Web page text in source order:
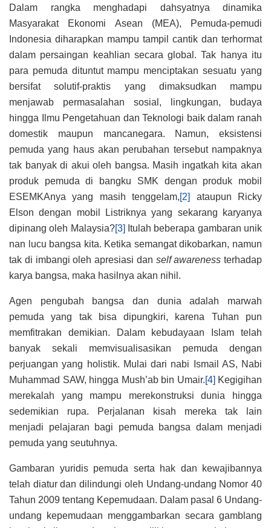
Dalam rangka menghadapi dahsyatnya dinamika
Masyarakat Ekonomi Asean (MEA), Pemuda-pemudi
Indonesia diharapkan mampu tampil cantik dan terhormat
dalam persaingan keahlian secara global. Tak hanya itu
para pemuda dituntut mampu menciptakan sesuatu yang
bersifat solutif-praktis yang dimaksudkan mampu
menjawab permasalahan sosial, lingkungan, budaya
hingga Ilmu Pengetahuan dan Teknologi baik dalam ranah
domestik maupun mancanegara. Namun, eksistensi
pemuda yang haus akan perubahan tersebut nampaknya
tak banyak di akui oleh bangsa. Masih ingatkah kita akan
produk pemuda di bangku SMK dengan produk mobil
ESEMKAnya yang masih tenggelam,[2]
ataupun Ricky
Elson dengan mobil Listriknya yang sekarang karyanya
dipinang oleh Malaysia?[3] Itulah beberapa gambaran unik
nan lucu bangsa kita. Ketika semangat dikobarkan, namun
tak di imbangi oleh apresiasi dan self awareness terhadap
karya bangsa, maka hasilnya akan nihil.
Agen pengubah bangsa dan dunia adalah marwah
pemuda yang tak bisa dipungkiri, karena Tuhan pun
memfitrakan demikian. Dalam kebudayaan Islam telah
banyak sekali memvisualisasikan pemuda dengan
perjuangan yang holistik. Mulai dari nabi Ismail AS, Nabi
Muhammad SAW, hingga Mush’ab bin Umair.[4] Kegigihan
merekalah yang mampu merekonstruksi dunia hingga
sedemikian rupa. Perjalanan kisah mereka tak lain
menjadi pelajaran bagi pemuda bangsa dalam menjadi
pemuda yang seutuhnya.
Gambaran yuridis pemuda serta hak dan kewajibannya
telah diatur dan dilindungi oleh Undang-undang Nomor 40
Tahun 2009 tentang Kepemudaan. Dalam pasal 6 Undang-
undang kepemudaan menggambarkan secara gamblang